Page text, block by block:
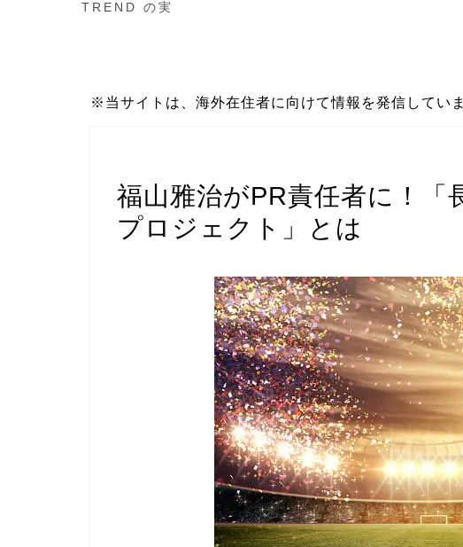
TREND の実
※当サイトは、海外在住者に向けて情報を発信していま
福山雅治がPR責任者に！「
プロジェクト」とは